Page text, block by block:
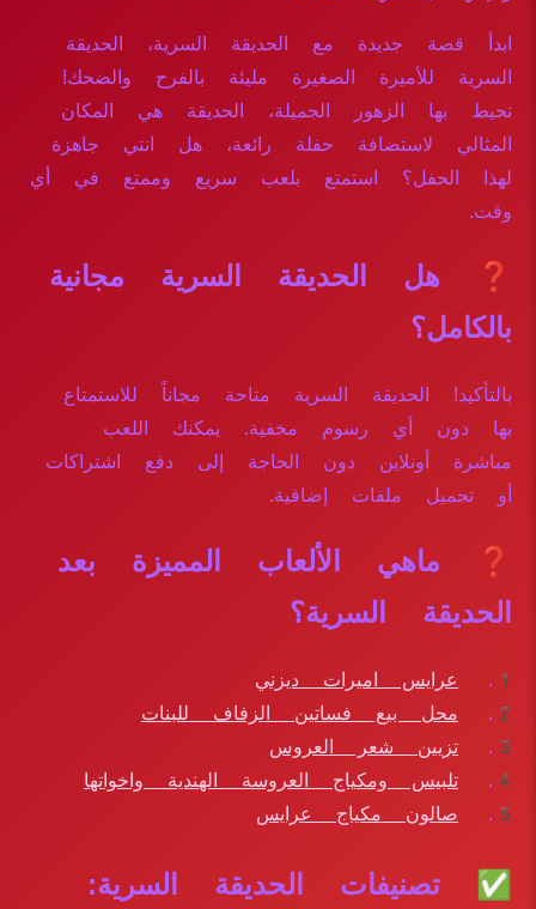
ابدأ قصة جديدة مع الحديقة السرية، الحديقة
السرية للأميرة الصغيرة مليئة بالفرح والضحك!
تحيط بها الزهور الجميلة، الحديقة هي المكان
المثالي لاستضافة حفلة رائعة، هل انتي جاهزة
لهذا الحفل؟ استمتع بلعب سريع وممتع في أي
وقت.
❓ هل الحديقة السرية مجانية
بالكامل؟
بالتأكيد! الحديقة السرية متاحة مجاناً للاستمتاع
بها دون أي رسوم مخفية. يمكنك اللعب
مباشرة أونلاين دون الحاجة إلى دفع اشتراكات
أو تحميل ملفات إضافية.
❓ ماهي الألعاب المميزة بعد
الحديقة السرية؟
عرايس اميرات ديزني
محل بيع فساتين الزفاف للبنات
تزيين شعر العروس
تلبيس ومكياج العروسة الهندية واخواتها
صالون مكياج عرايس
✅ تصنيفات الحديقة السرية: